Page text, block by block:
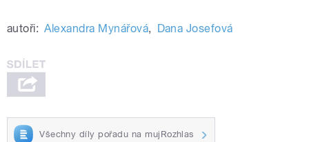
autoři: Alexandra Mynářová, Dana Josefová
Všechny díly pořadu na mujRozhlas